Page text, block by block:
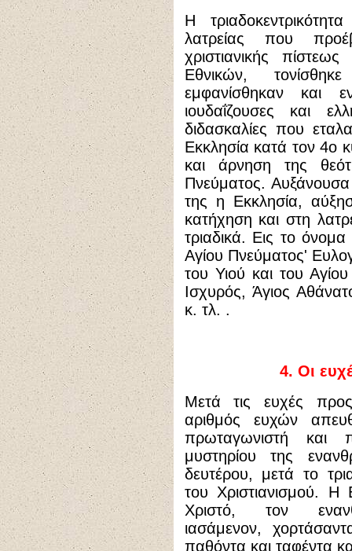
Η
λατρείας που
χριστιανικής
Εθνικών,
εμφανίσθηκαν και
ιουδαΐζουσες και
διδασκαλίες που
Εκκλησία κατά τον 4ο
και άρνηση της
Πνεύματος.
της η Εκκλησία,
κατήχηση και στη
τριαδικά. Εις το
Αγίου Πνεύματος'
του Υιού και του
Ισχυρός, Άγιος
κ. τλ. .
4. Οι
Μετά τις ευχές
αριθμός ευχών
πρωταγωνιστή και
μυστηρίου της
δευτέρου, μετά το
του Χριστιανισμού. Η
Χριστό, τον
ιασάμενον,
παθόντα και ταφέντα